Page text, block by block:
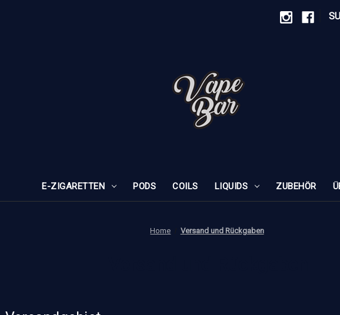
E-ZIGARETTEN PODS COILS LIQUIDS ZUBEHÖR
Home Versand und Rückgaben